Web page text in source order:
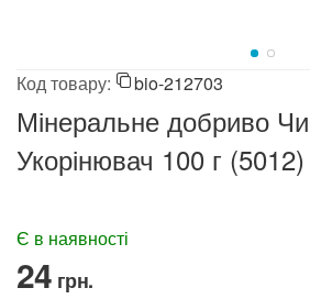
Код товару: bio-212703
Мінеральне добриво
Укорінювач 100 г (5012)
‍24‍ грн.
Є в наявності